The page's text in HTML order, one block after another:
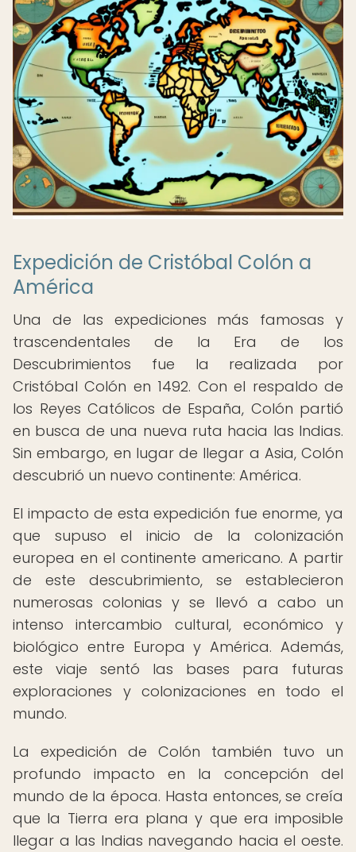
Expedición de Cristóbal Colón a
América
Una de las expediciones más famosas y
trascendentales de la Era de los
Descubrimientos fue la realizada por
Cristóbal Colón en 1492. Con el respaldo de
los Reyes Católicos de España, Colón partió
en busca de una nueva ruta hacia las Indias.
Sin embargo, en lugar de llegar a Asia, Colón
descubrió un nuevo continente: América.
El impacto de esta expedición fue enorme, ya
que supuso el inicio de la colonización
europea en el continente americano. A partir
de este descubrimiento, se establecieron
numerosas colonias y se llevó a cabo un
intenso intercambio cultural, económico y
biológico entre Europa y América. Además,
este viaje sentó las bases para futuras
exploraciones y colonizaciones en todo el
mundo.
La expedición de Colón también tuvo un
profundo impacto en la concepción del
mundo de la época. Hasta entonces, se creía
que la Tierra era plana y que era imposible
llegar a las Indias navegando hacia el oeste.